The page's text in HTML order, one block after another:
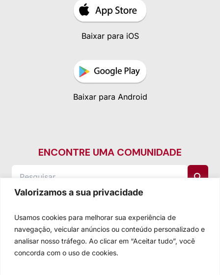
Valorizamos a sua privacidade
Usamos cookies para melhorar sua experiência de
navegação, veicular anúncios ou conteúdo personalizado e
analisar nosso tráfego. Ao clicar em “Aceitar tudo”, você
concorda com o uso de cookies.
Baixar para iOS
Baixar para Android
ENCONTRE UMA COMUNIDADE